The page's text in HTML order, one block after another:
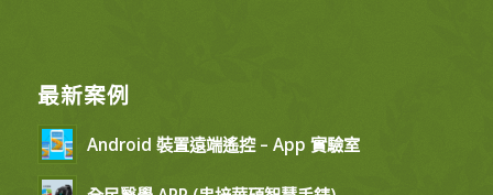
最新案例
Android 裝置遠端遙控 – App 實驗室